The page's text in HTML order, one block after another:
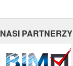
NASI PARTNERZY